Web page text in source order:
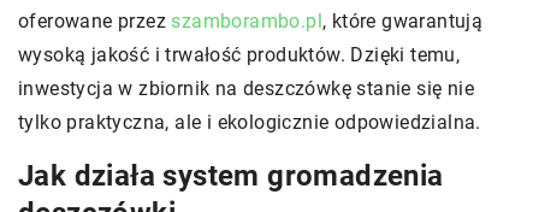
oferowane przez szamborambo.pl, które gwarantują
wysoką jakość i trwałość produktów. Dzięki temu,
inwestycja w zbiornik na deszczówkę stanie się nie
tylko praktyczna, ale i ekologicznie odpowiedzialna.
Jak działa system gromadzenia